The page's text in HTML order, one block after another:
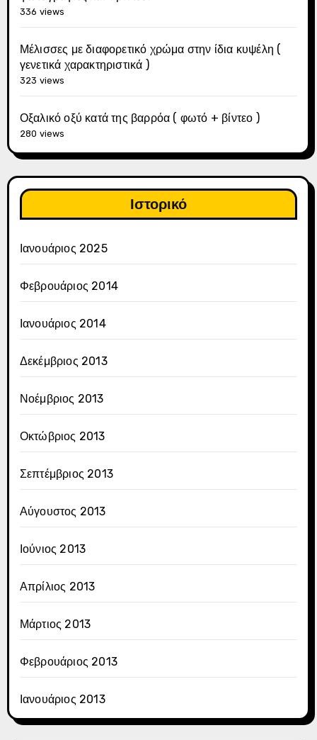
336 views
Μέλισσες με διαφορετικό χρώμα στην ίδια κυψέλη (
γενετικά χαρακτηριστικά )
323 views
Οξαλικό οξύ κατά της βαρρόα ( φωτό + βίντεο )
280 views
Ιστορικό
Ιανουάριος 2025
Φεβρουάριος 2014
Ιανουάριος 2014
Δεκέμβριος 2013
Νοέμβριος 2013
Οκτώβριος 2013
Σεπτέμβριος 2013
Αύγουστος 2013
Ιούνιος 2013
Απρίλιος 2013
Μάρτιος 2013
Φεβρουάριος 2013
Ιανουάριος 2013